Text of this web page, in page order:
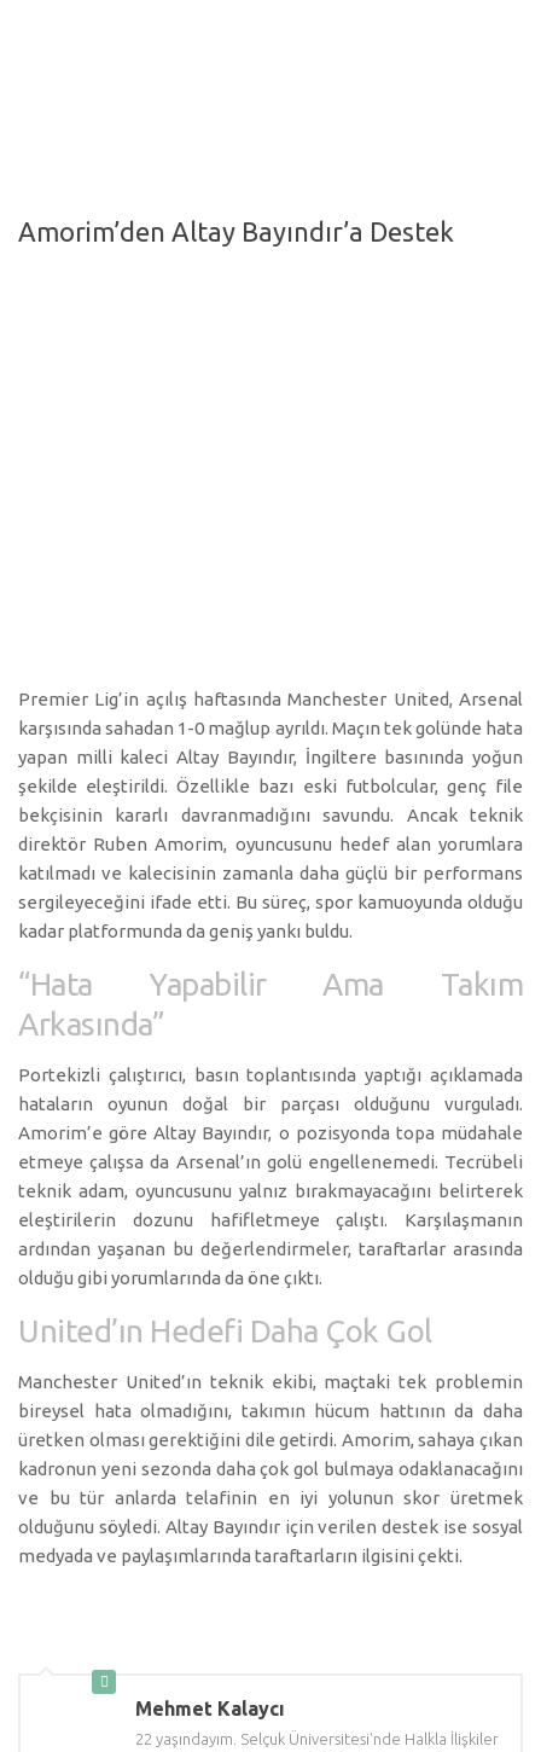
Cilt-Güzellik
Amorim’den Altay Bayındır’a Destek
Premier Lig’in açılış haftasında Manchester United, Arsenal
karşısında sahadan 1-0 mağlup ayrıldı. Maçın tek golünde hata
yapan milli kaleci Altay Bayındır, İngiltere basınında yoğun
şekilde eleştirildi. Özellikle bazı eski futbolcular, genç file
bekçisinin kararlı davranmadığını savundu. Ancak teknik
direktör Ruben Amorim, oyuncusunu hedef alan yorumlara
katılmadı ve kalecisinin zamanla daha güçlü bir performans
sergileyeceğini ifade etti. Bu süreç, spor kamuoyunda olduğu
kadar platformunda da geniş yankı buldu.
“Hata Yapabilir Ama Takım
Arkasında”
Portekizli çalıştırıcı, basın toplantısında yaptığı açıklamada
hataların oyunun doğal bir parçası olduğunu vurguladı.
Amorim’e göre Altay Bayındır, o pozisyonda topa müdahale
etmeye çalışsa da Arsenal’ın golü engellenemedi. Tecrübeli
teknik adam, oyuncusunu yalnız bırakmayacağını belirterek
eleştirilerin dozunu hafifletmeye çalıştı. Karşılaşmanın
ardından yaşanan bu değerlendirmeler, taraftarlar arasında
olduğu gibi yorumlarında da öne çıktı.
United’ın Hedefi Daha Çok Gol
Manchester United’ın teknik ekibi, maçtaki tek problemin
bireysel hata olmadığını, takımın hücum hattının da daha
üretken olması gerektiğini dile getirdi. Amorim, sahaya çıkan
kadronun yeni sezonda daha çok gol bulmaya odaklanacağını
ve bu tür anlarda telafinin en iyi yolunun skor üretmek
olduğunu söyledi. Altay Bayındır için verilen destek ise sosyal
medyada ve paylaşımlarında taraftarların ilgisini çekti.
Mehmet Kalaycı
22 yaşındayım. Selçuk Üniversitesi'nde Halkla İlişkiler